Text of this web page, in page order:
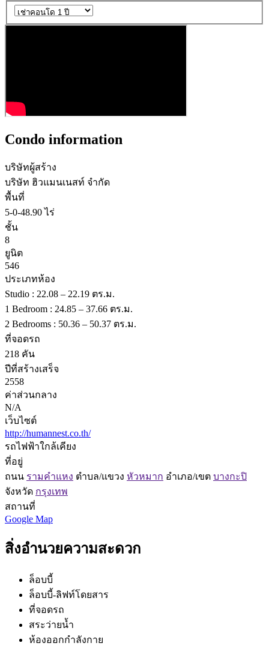
Condo information
บริษัทผู้สร้าง
บริษัท ฮิวแมนเนสท์ จำกัด
พื้นที่
5-0-48.90 ไร่
ชั้น
8
ยูนิต
546
ประเภทห้อง
Studio : 22.08 – 22.19 ตร.ม.
1 Bedroom : 24.85 – 37.66 ตร.ม.
2 Bedrooms : 50.36 – 50.37 ตร.ม.
ที่จอดรถ
218 คัน
ปีที่สร้างเสร็จ
2558
ค่าส่วนกลาง
N/A
เว็บไซต์
http://humannest.co.th/
รถไฟฟ้าใกล้เคียง
ที่อยู่
ถนน รามคำแหง ตำบล/แขวง หัวหมาก อำเภอ/เขต บางกะปิ
จังหวัด กรุงเทพ
สถานที่
Google Map
สิ่งอำนวยความสะดวก
ล็อบบี้
ล็อบบี้-ลิฟท์โดยสาร
ที่จอดรถ
สระว่ายน้ำ
ห้องออกกำลังกาย